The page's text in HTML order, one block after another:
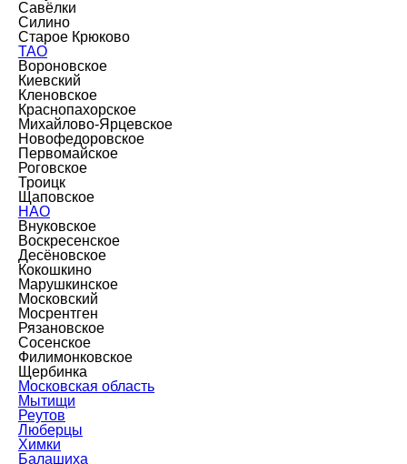
Савёлки
Силино
Старое Крюково
ТАО
Вороновское
Киевский
Кленовское
Краснопахорское
Михайлово-Ярцевское
Новофедоровское
Первомайское
Роговское
Троицк
Щаповское
НАО
Внуковское
Воскресенское
Десёновское
Кокошкино
Марушкинское
Московский
Мосрентген
Рязановское
Сосенское
Филимонковское
Щербинка
Московская область
Мытищи
Реутов
Люберцы
Химки
Балашиха